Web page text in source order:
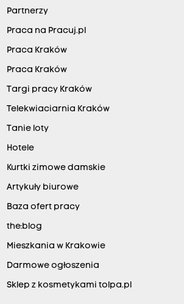
Partnerzy
Praca na Pracuj.pl
Praca Kraków
Praca Kraków
Targi pracy Kraków
Telekwiaciarnia Kraków
Tanie loty
Hotele
Kurtki zimowe damskie
Artykuły biurowe
Baza ofert pracy
the:blog
Mieszkania w Krakowie
Darmowe ogłoszenia
Sklep z kosmetykami tolpa.pl